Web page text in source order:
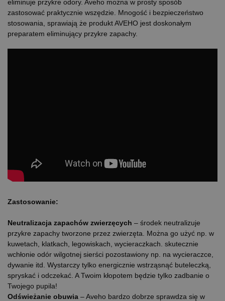
eliminuje przykre odory. Aveho można w prosty sposób
zastosować praktycznie wszędzie. Mnogość i bezpieczeństwo
stosowania, sprawiają że produkt AVEHO jest doskonałym
preparatem eliminujący przykre zapachy.
Zastosowanie:
Neutralizacja zapachów zwierzęcych – środek neutralizuje
przykre zapachy tworzone przez zwierzęta. Można go użyć np. w
kuwetach, klatkach, legowiskach, wycieraczkach. skutecznie
wchłonie odór wilgotnej sierści pozostawiony np. na wycieraczce,
dywanie itd. Wystarczy tylko energicznie wstrząsnąć buteleczką,
spryskać i odczekać. A Twoim kłopotem będzie tylko zadbanie o
Twojego pupila!
Odświeżanie obuwia – Aveho bardzo dobrze sprawdza się w